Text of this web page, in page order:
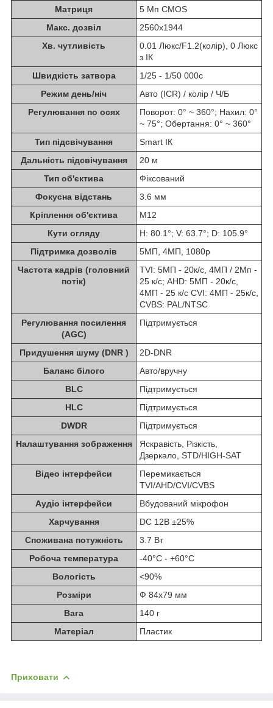
Матриця
5 Мп CMOS
Макс. дозвіл
2560x1944
Хв. чутливість
0.01 Люкс/F1.2(колір), 0 Люкс
з ІК
Швидкість затвора
1/25 - 1/50 000с
Режим день/ніч
Авто (ICR) / колір / Ч/Б
Регулювання по осях
Поворот: 0° ~ 360°; Нахил: 0°
~ 75°; Обертання: 0° ~ 360°
Тип підсвічування
Smart ІК
Дальність підсвічування
20 м
Тип об'єктива
Фіксований
Фокусна відстань
3.6 мм
Кріплення об'єктива
М12
Кути огляду
H: 80.1°; V: 63.7°; D: 105.9°
Підтримка дозволів
5МП, 4МП, 1080р
Частота кадрів (головний
потік)
TVI: 5МП - 20к/с, 4МП / 2Мп -
25 к/с; AHD: 5МП - 20к/с,
4МП - 25 к/с CVI: 4МП - 25к/с,
CVBS: PAL/NTSC
Регулювання посилення
(AGC)
Підтримується
Придушення шуму (DNR )
2D-DNR
Баланс білого
Авто/вручну
BLC
Підтримується
HLC
Підтримується
DWDR
Підтримується
Налаштування зображення
Яскравість, Різкість,
Дзеркало, STD/HIGH-SAT
Відео інтерфейси
Перемикається
TVI/AHD/CVI/CVBS
Аудіо інтерфейси
Вбудований мікрофон
Харчування
DC 12В ±25%
Споживана потужність
3.7 Вт
Робоча температура
-40°C - +60°C
Вологість
<90%
Розміри
Ф 84х79 мм
Вага
140 г
Матеріал
Пластик
Приховати